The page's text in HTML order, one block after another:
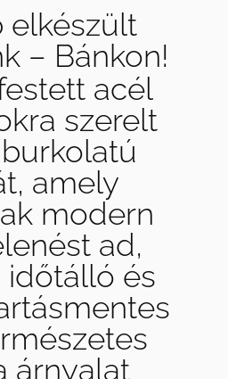
elkészült
– Bánkon!
acél
szerelt
amely
modern
ad,
időtálló és
árnyalat